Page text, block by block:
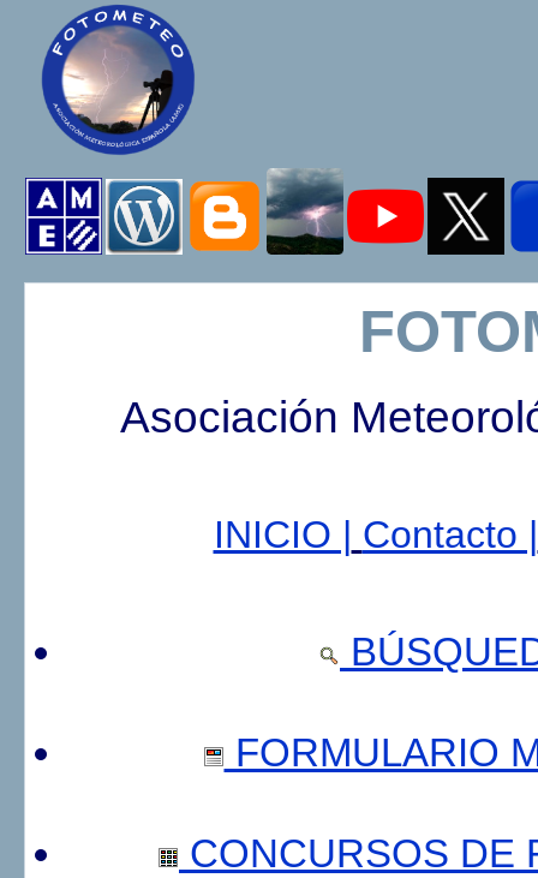
Asociación
INICIO | Contacto |
FORMULARIO
CONCURSOS DE